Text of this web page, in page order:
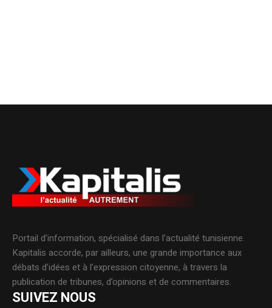
Portail d’information, spécialisé dans l’actualité tunisienne.
Kapitalis accorde, par ailleurs, une grande importance aux
débats d’idées et à l’expression citoyenne, à travers la
publication de tribunes, d’opinions et de commentaires.
SUIVEZ NOUS